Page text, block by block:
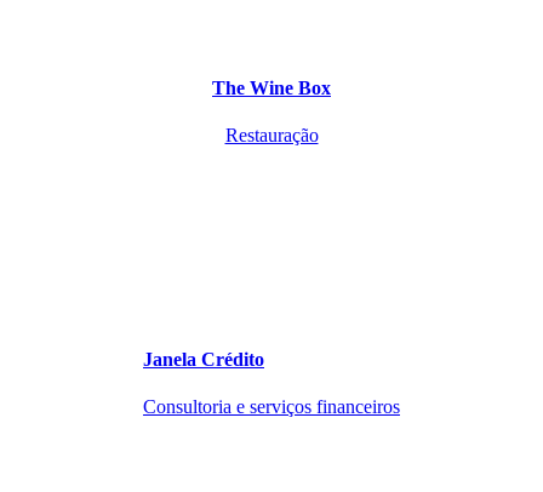
The Wine Box
Restauração
Janela Crédito
Consultoria e serviços financeiros